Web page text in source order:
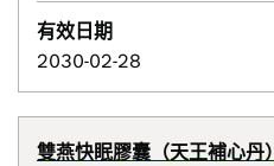
有效日期
2030-02-28
雙燕快眠膠囊（天王補心丹）